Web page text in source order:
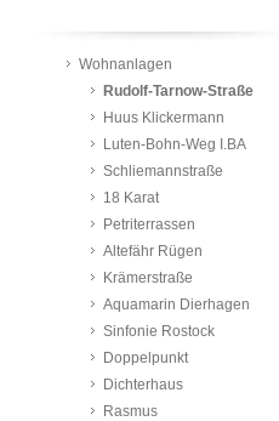
Wohnanlagen
Rudolf-Tarnow-Straße
Huus Klickermann
Luten-Bohn-Weg I.BA
Schliemannstraße
18 Karat
Petriterrassen
Altefähr Rügen
Krämerstraße
Aquamarin Dierhagen
Sinfonie Rostock
Doppelpunkt
Dichterhaus
Rasmus